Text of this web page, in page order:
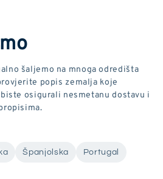
šaljemo na mnoga odredišta
popis zemalja koje
osigurali nesmetanu dostavu i
Španjolska Portugal